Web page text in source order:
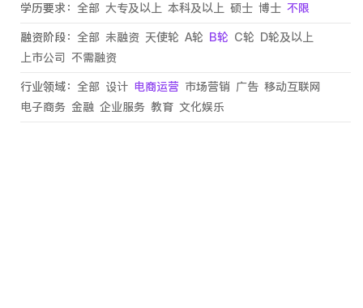
学历要求： 全部 大专及以上 本科及以上 硕士 博士 不限
融资阶段： 全部 未融资 天使轮 A轮 B轮 C轮 D轮及以上
上市公司 不需融资
行业领域： 全部 设计 电商运营 市场营销 广告 移动互联网
电子商务 金融 企业服务 教育 文化娱乐